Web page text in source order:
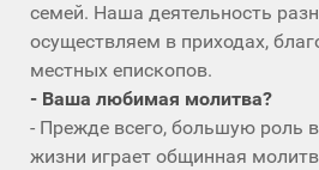
семей. Наша деятельность
осуществляем в приходах,
местных епископов.
- Ваша любимая молитва?
- Прежде всего, большую роль
жизни играет общинная